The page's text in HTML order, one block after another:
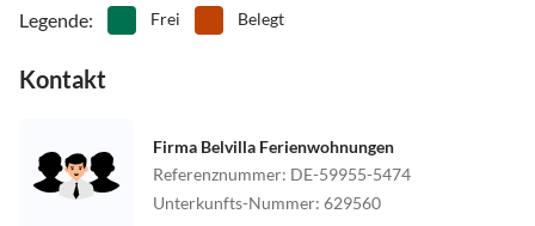
Legende: Frei Belegt
Kontakt
Firma Belvilla Ferienwohnungen
Referenznummer: DE-59955-5474
Unterkunfts-Nummer: 629560